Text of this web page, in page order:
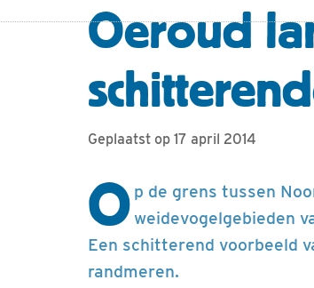
Oeroud
Geplaatst op 17 april 2014
O p de grens tussen
weidevogelgebieden
Een schitterend voorbeeld
randmeren.